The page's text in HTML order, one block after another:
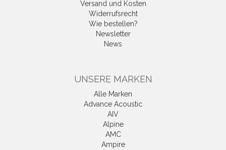
Versand und Kosten
Widerrufsrecht
Wie bestellen?
Newsletter
News
UNSERE MARKEN
Alle Marken
Advance Acoustic
AIV
Alpine
AMC
Ampire